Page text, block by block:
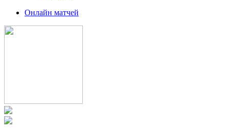
Онлайн матчей